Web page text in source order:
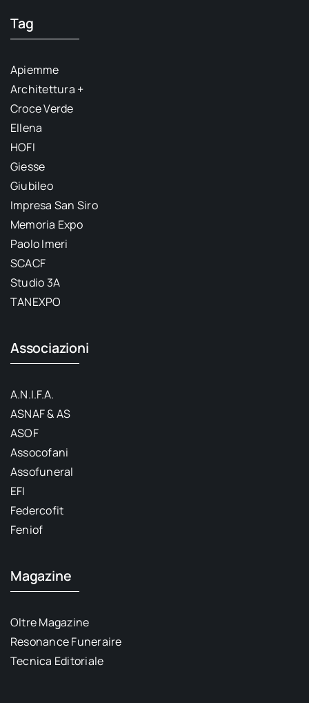
Tag
Apiemme
Architettura +
Croce Verde
Ellena
HOFI
Giesse
Giubileo
Impresa San Siro
Memoria Expo
Paolo Imeri
SCACF
Studio 3A
TANEXPO
Associazioni
A.N.I.F.A.
ASNAF & AS
ASOF
Assocofani
Assofuneral
EFI
Federcofit
Feniof
Magazine
Oltre Magazine
Resonance Funeraire
Tecnica Editoriale